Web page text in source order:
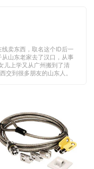
卖东西，取名这个ID后一
山东老家去了汉口，从事
儿上学又从广州搬到了清
交到很多朋友的山东人。